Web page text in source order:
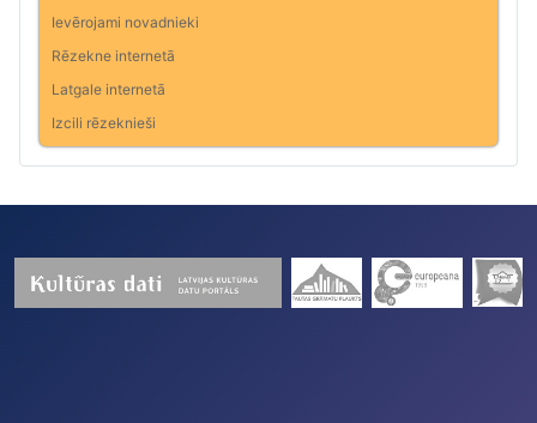
Ievērojami novadnieki
Rēzekne internetā
Latgale internetā
Izcili rēzeknieši